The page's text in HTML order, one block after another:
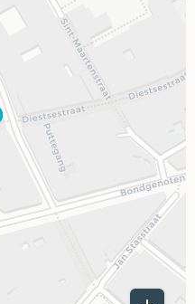
Leaflet